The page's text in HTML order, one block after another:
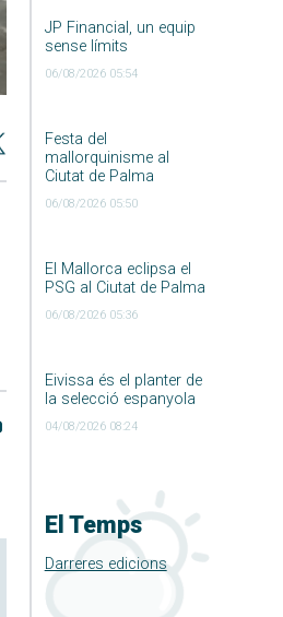
JP Financial, un equip
sense límits
06/08/2026 05:54
Festa del
mallorquinisme al
Ciutat de Palma
06/08/2026 05:50
El Mallorca eclipsa el
PSG al Ciutat de Palma
06/08/2026 05:36
Eivissa és el planter de
la selecció espanyola
04/08/2026 08:24
El Temps
Darreres edicions